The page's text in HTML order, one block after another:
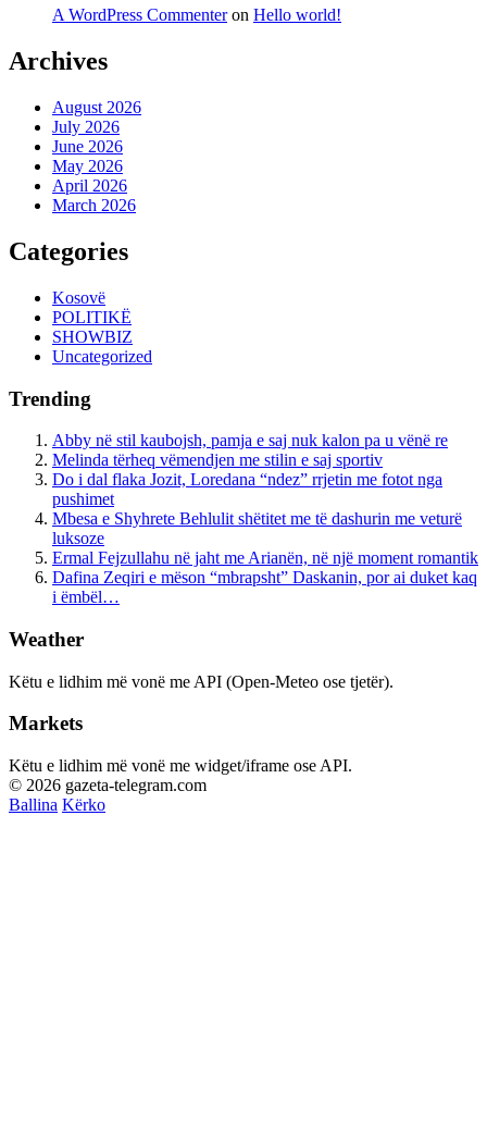
A WordPress Commenteron Hello world!
Archives
August 2026
July 2026
June 2026
May 2026
April 2026
March 2026
Categories
Kosovë
POLITIKË
SHOWBIZ
Uncategorized
Trending
Abby në stil kaubojsh, pamja e saj nuk kalon pa u vënë re
Melinda tërheq vëmendjen me stilin e saj sportiv
Do i dal flaka Jozit, Loredana “ndez” rrjetin me fotot nga
pushimet
Mbesa e Shyhrete Behlulit shëtitet me të dashurin me veturë
luksoze
Ermal Fejzullahu në jaht me Arianën, në një moment romantik
Dafina Zeqiri e mëson “mbrapsht” Daskanin, por ai duket kaq
i ëmbël…
Weather
Këtu e lidhim më vonë me API (Open-Meteo ose tjetër).
Markets
Këtu e lidhim më vonë me widget/iframe ose API.
© 2026 gazeta-telegram.com
Ballina Kërko